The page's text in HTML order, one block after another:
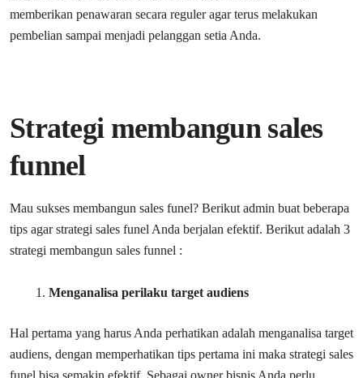
memberikan penawaran secara reguler agar terus melakukan
pembelian sampai menjadi pelanggan setia Anda.
Strategi membangun sales
funnel
Mau sukses membangun sales funel? Berikut admin buat beberapa
tips agar strategi sales funel Anda berjalan efektif. Berikut adalah 3
strategi membangun sales funnel :
Menganalisa perilaku target audiens
Hal pertama yang harus Anda perhatikan adalah menganalisa target
audiens, dengan memperhatikan tips pertama ini maka strategi sales
funel bisa semakin efektif. Sebagai owner bisnis Anda perlu